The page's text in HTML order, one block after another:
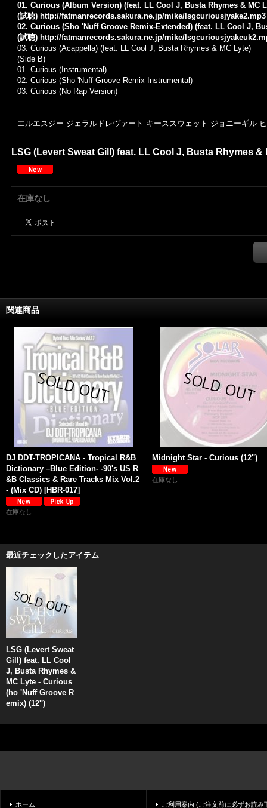
01. Curious (Album Version) (feat. LL Cool J, Busta Rhymes & MC
(試聴) http://fatmanrecords.sakura.ne.jp/mike/lsgcuriousjyake2.mp3
02. Curious (Sho 'Nuff Groove Remix-Extended) (feat. LL Cool J,
(試聴) http://fatmanrecords.sakura.ne.jp/mike/
03. Curious (Acappella) (feat. LL Cool J, Busta Rhymes & MC Lyte)
(Side B)
01. Curious (Instrumental)
02. Curious (Sho 'Nuff Groove Remix-Instrumental)
03. Curious (No Rap Version)
エルエスジー ジェラルドレヴァート キーススウェット ジョニーギル
LSG (Levert Sweat Gill) feat. LL Cool J, Busta Rhymes
在庫なし
関連商品
DJ DDT-TROPICANA - Tropical R&B
Dictionary –Blue Edition- -90's US R
&B Classics & Rare Tracks Mix Vol.2
- (Mix CD) [HBR-017]
在庫なし
Midnight Star - Curious (12'')
在庫なし
最近チェックしたアイテム
LSG (Levert Sweat
Gill) feat. LL Cool
J, Busta Rhymes &
MC Lyte - Curious
(ho 'Nuff Groove R
emix) (12'')
ホーム ご利用案内 (ご注文前に必ずお読み